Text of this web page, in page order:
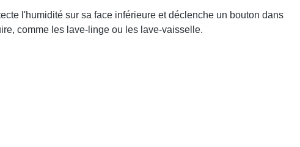
l'humidité sur sa face inférieure et déclenche un bouton dans
comme les lave-linge ou les lave-vaisselle.